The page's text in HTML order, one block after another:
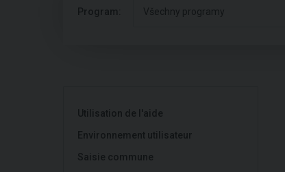
Program: Všechny programy
Utilisation de l'aide
Environnement utilisateur
Saisie commune